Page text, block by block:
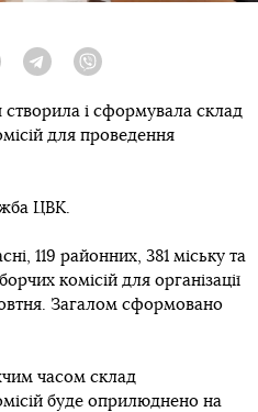
Twitter Telegram
створила і сформувала склад
для проведення
ЦВК.
119 районних, 381 міську та
комісій для організації
Загалом сформовано
часом склад
буде оприлюднено на